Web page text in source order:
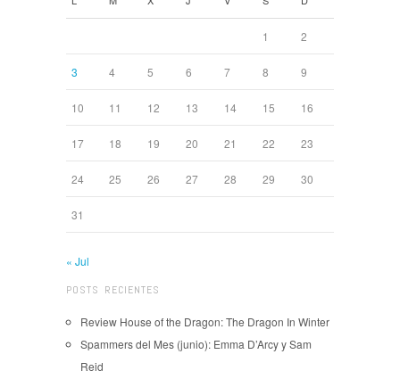
1 2
3 4 5 6 7 8 9
10 11 12 13 14 15 16
17 18 19 20 21 22 23
24 25 26 27 28 29 30
31
« Jul
POSTS RECIENTES
Review House of the Dragon: The Dragon In Winter
Spammers del Mes (junio): Emma D’Arcy y Sam
Reid